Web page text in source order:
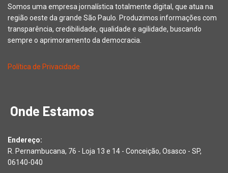
Somos uma empresa jornalística totalmente digital, que atua na
região oeste da grande São Paulo. Produzimos informações com
transparência, credibilidade, qualidade e agilidade, buscando
sempre o aprimoramento da democracia.
Política de Privacidade
Onde Estamos
Endereço:
R. Pernambucana, 76 - Loja 13 e 14 - Conceição, Osasco - SP,
06140-040